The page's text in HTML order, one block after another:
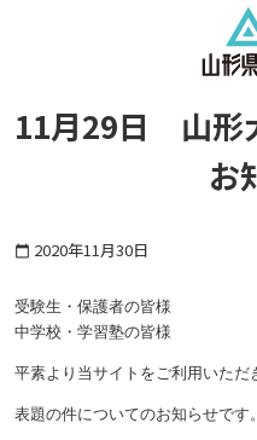
11月29日 山形
お
calendar_today 2020年11月30日
受験生・保護者の皆様
中学校・学習塾の皆様
平素より当サイトをご利用いただ
表題の件についてのお知らせです。